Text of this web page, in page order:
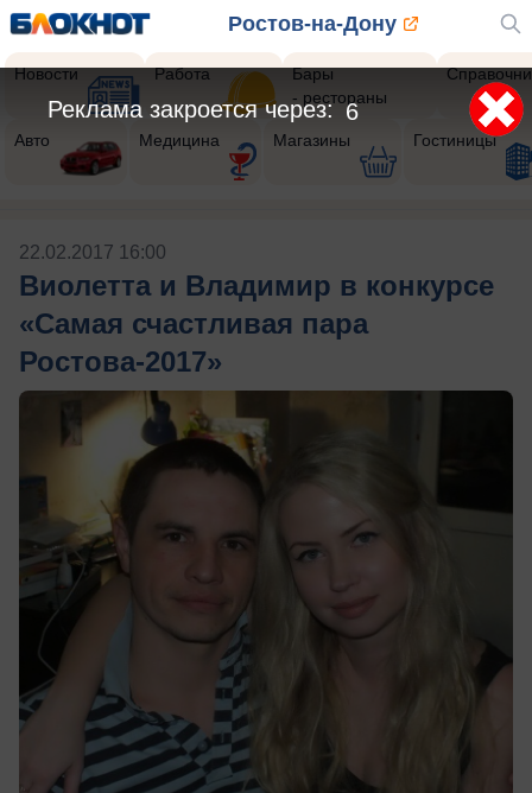
Ростов-на-Дону
Новости Работа
Бары
- рестораны
Авто Медицина Магазины Гостиницы
22.02.2017 16:00
Виолетта и Владимир в конкурсе
«Самая счастливая пара
Ростова-2017»
6
Реклама закроется через: